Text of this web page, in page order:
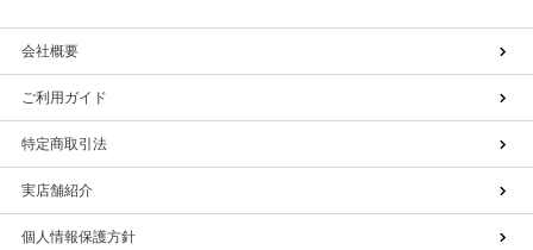
会社概要
ご利用ガイド
特定商取引法
実店舗紹介
個人情報保護方針